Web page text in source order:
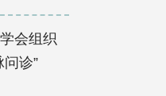
会组织
诊”